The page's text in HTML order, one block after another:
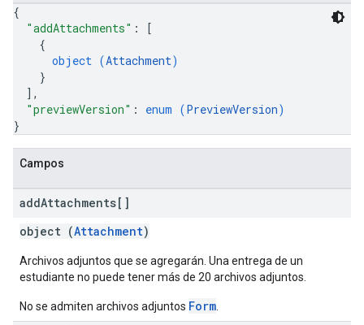
{
"addAttachments" :
[
{
object (Attachment)
}
] ,
"previewVersion" : enum (PreviewVersion)
}
Campos
addAttachments[]
object (Attachment)
Archivos adjuntos que se agregarán. Una entrega de un
estudiante no puede tener más de 20 archivos adjuntos.
No se admiten archivos adjuntos Form